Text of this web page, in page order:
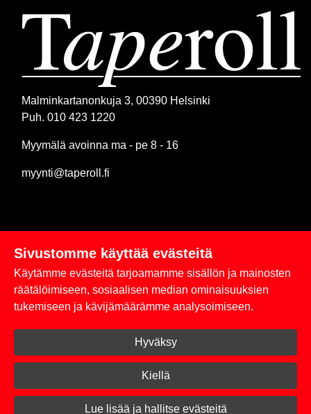
Malminkartanonkuja 3, 00390 Helsinki
Puh. 010 423 1220
Myymälä avoinna ma - pe 8 - 16
myynti@taperoll.fi
Linkit
Rekisteriseloste
Toimitus- ja maksuehdot
Kirjaudu sisään
© 2026 Taperoll
Sivustomme käyttää evästeitä
Käytämme evästeitä tarjoamamme sisällön ja mainosten
räätälöimiseen, sosiaalisen median ominaisuuksien
tukemiseen ja kävijämäärämme analysoimiseen.
Hyväksy
Kiellä
Lue lisää ja hallitse evästeitä